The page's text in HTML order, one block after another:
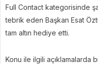
Full Contact kategorisinde
tebrik eden Başkan Esat
tam altın hediye etti.
Konu ile ilgili açıklamalarda